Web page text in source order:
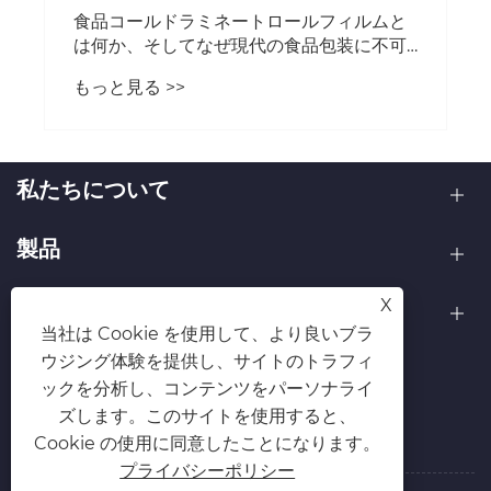
食品コールドラミネートロールフィルムと
は何か、そしてなぜ現代の食品包装に不可
もっと見る >>
私たちについて
製品
フォローする
X
当社は Cookie を使用して、より良いブラ
ウジング体験を提供し、サイトのトラフィ
ックを分析し、コンテンツをパーソナライ
ズします。このサイトを使用すると、
Cookie の使用に同意したことになります。
プライバシーポリシー